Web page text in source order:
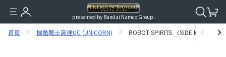
presented by Bandai Namco Group.
首頁 機動戰士高達UC (UNICORN) ROBOT SPIRITS 〈SIDE MS〉